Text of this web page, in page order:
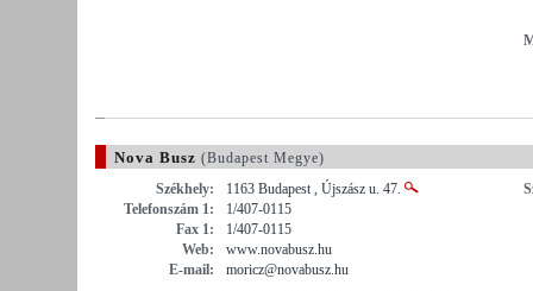
Nova Busz (Budapest Megye)
Székhely:
1163 Budapest , Újszász u. 47.
Telefonszám 1:
1/407-0115
Fax 1:
1/407-0115
Web:
www.novabusz.hu
E-mail:
moricz@novabusz.hu